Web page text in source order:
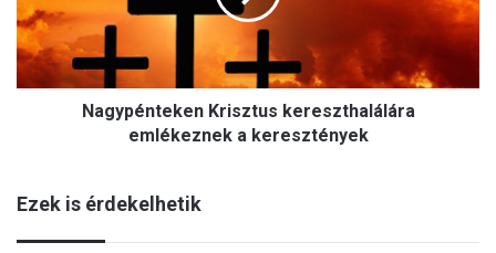
z
e
n
e
S
z
e
é
n
t
e
r
Nagypénteken Krisztus kereszthalálára
emlékeznek a keresztények
Ezek is érdekelhetik